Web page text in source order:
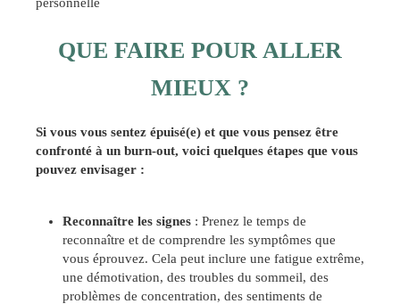
QUE FAIRE POUR ALLER
MIEUX ?
Si vous vous sentez épuisé(e) et que vous pensez être
confronté à un burn-out, voici quelques étapes que vous
pouvez envisager :
Reconnaître les signes : Prenez le temps de
reconnaître et de comprendre les symptômes que
vous éprouvez. Cela peut inclure une fatigue extrême,
une démotivation, des troubles du sommeil, des
problèmes de concentration, des sentiments de